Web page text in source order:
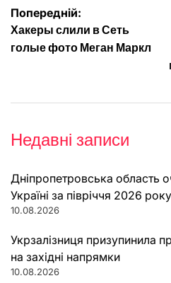
Навігація
записів
Попередній:
Хакеры слили в Сеть
голые фото Меган Маркл
Недавні записи
Дніпропетровська область
Україні за півріччя 2026 року
10.08.2026
Укрзалізниця призупинила
на західні напрямки
10.08.2026